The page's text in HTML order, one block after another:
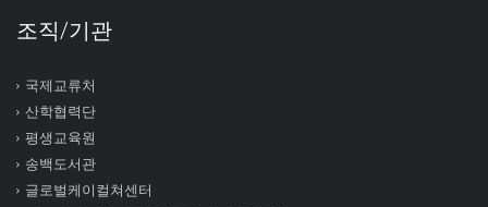
조직/기관
국제교류처
산학협력단
평생교육원
송백도서관
글로벌케이컬쳐센터